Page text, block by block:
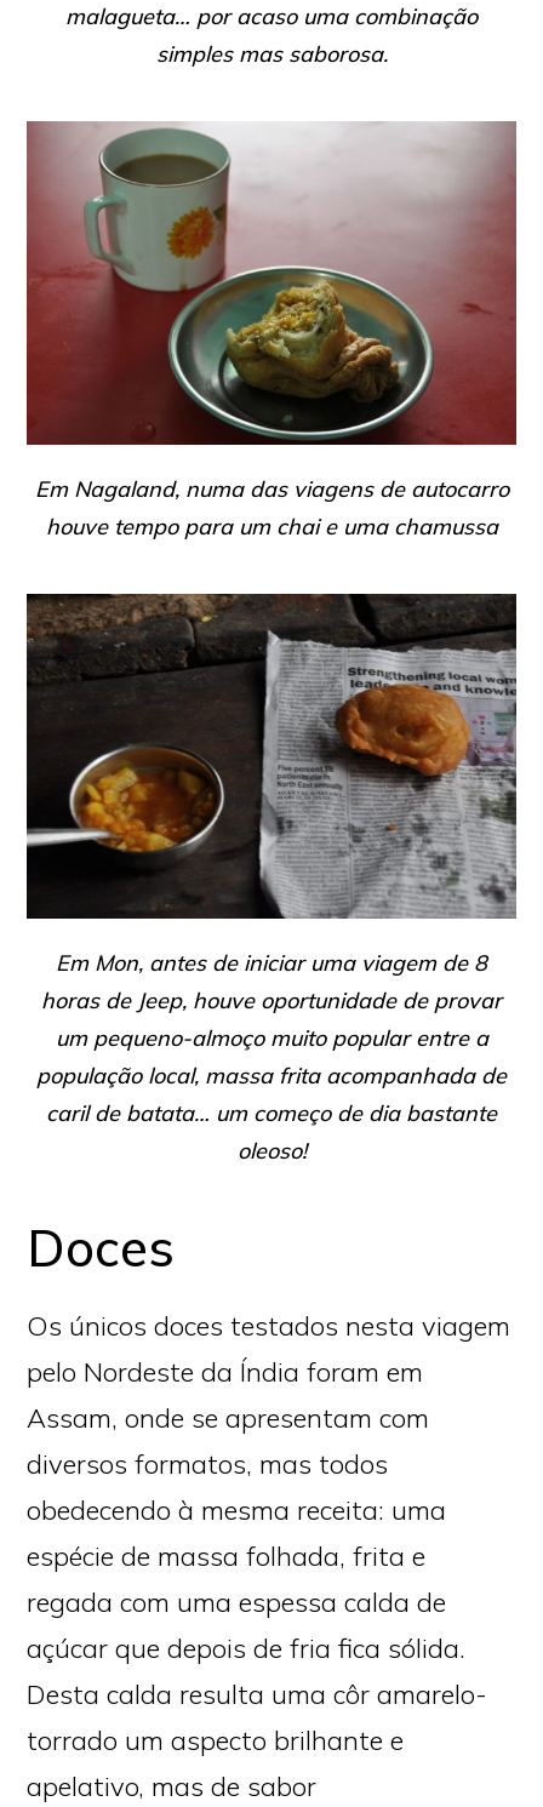
malagueta… por acaso uma combinação
simples mas saborosa.
Em Nagaland, numa das viagens de autocarro
houve tempo para um chai e uma chamussa
Em Mon, antes de iniciar uma viagem de 8
horas de Jeep, houve oportunidade de provar
um pequeno-almoço muito popular entre a
população local, massa frita acompanhada de
caril de batata… um começo de dia bastante
oleoso!
Doces
Os únicos doces testados nesta viagem
pelo Nordeste da Índia foram em
Assam, onde se apresentam com
diversos formatos, mas todos
obedecendo à mesma receita: uma
espécie de massa folhada, frita e
regada com uma espessa calda de
açúcar que depois de fria fica sólida.
Desta calda resulta uma côr amarelo-
torrado um aspecto brilhante e
apelativo, mas de sabor